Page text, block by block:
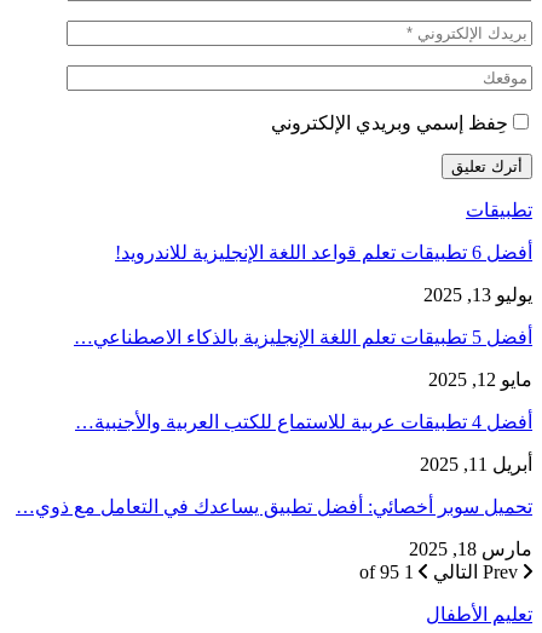
حِفظ إسمي وبريدي الإلكتروني
تطبيقات
أفضل 6 تطبيقات تعلم قواعد اللغة الإنجليزية للاندرويد!
يوليو 13, 2025
أفضل 5 تطبيقات تعلم اللغة الإنجليزية بالذكاء الاصطناعي…
مايو 12, 2025
أفضل 4 تطبيقات عربية للاستماع للكتب العربية والأجنبية…
أبريل 11, 2025
تحميل سوبر أخصائي: أفضل تطبيق يساعدك في التعامل مع ذوي…
مارس 18, 2025
التالي 1 of 95
تعليم الأطفال